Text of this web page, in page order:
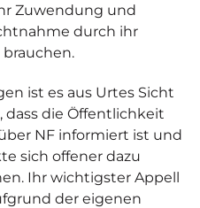
Zuwendung und
durch ihr
ist es aus Urtes Sicht
dass die Öffentlichkeit
NF informiert ist und
sich offener dazu
Ihr wichtigster Appell
der eigenen